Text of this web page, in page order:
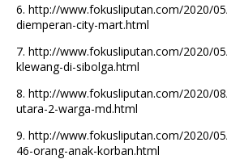
6. http://www.fokusliputan.com/2020/
diemperan-city-mart.html
7. http://www.fokusliputan.com/2020/
klewang-di-sibolga.html
8. http://www.fokusliputan.com/2020/
utara-2-warga-md.html
9. http://www.fokusliputan.com/2020/
46-orang-anak-korban.html